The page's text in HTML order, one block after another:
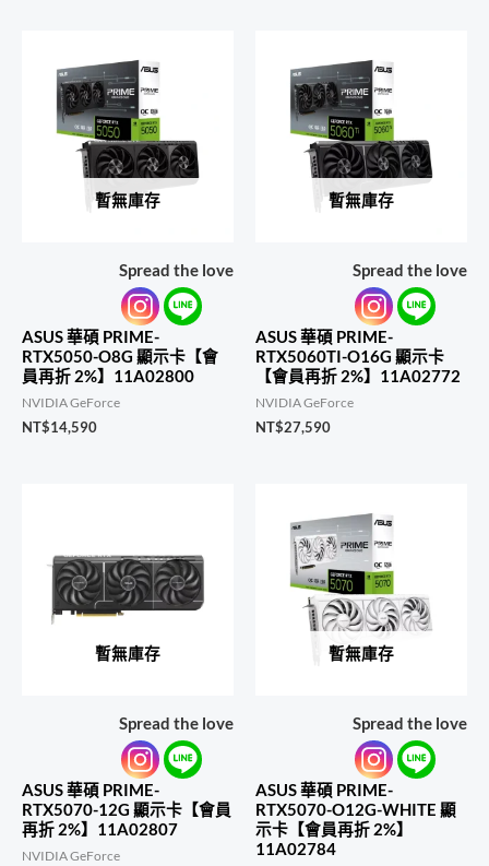
暫無庫存
Spread the love
ASUS 華碩 PRIME-
RTX5050-O8G 顯示卡【會
員再折 2%】11A02800
NVIDIA GeForce
NT$14,590
暫無庫存
Spread the love
ASUS 華碩 PRIME-
RTX5060TI-O16G 顯示卡
【會員再折 2%】11A02772
NVIDIA GeForce
NT$27,590
暫無庫存
Spread the love
ASUS 華碩 PRIME-
RTX5070-12G 顯示卡【會員
再折 2%】11A02807
NVIDIA GeForce
暫無庫存
Spread the love
ASUS 華碩 PRIME-
RTX5070-O12G-WHITE 顯
示卡【會員再折 2%】
11A02784